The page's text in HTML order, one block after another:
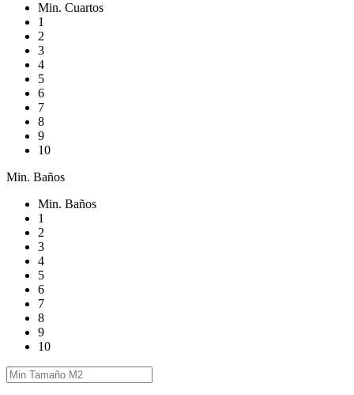
Min. Cuartos
1
2
3
4
5
6
7
8
9
10
Min. Baños
Min. Baños
1
2
3
4
5
6
7
8
9
10